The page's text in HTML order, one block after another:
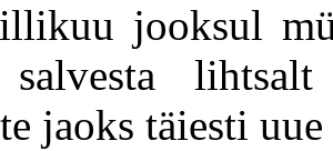
jooksul
lihtsalt
jaoks täiesti